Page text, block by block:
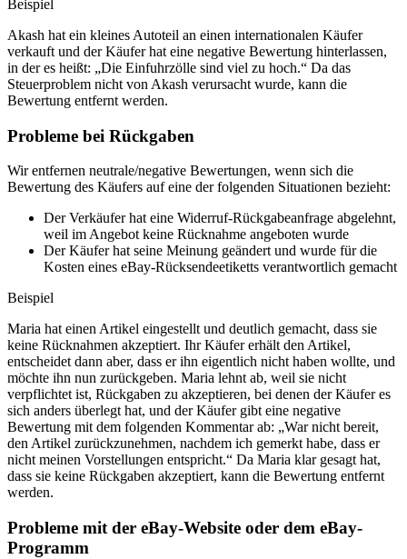
Beispiel
Akash hat ein kleines Autoteil an einen internationalen Käufer
verkauft und der Käufer hat eine negative Bewertung hinterlassen,
in der es heißt: „Die Einfuhrzölle sind viel zu hoch.“ Da das
Steuerproblem nicht von Akash verursacht wurde, kann die
Bewertung entfernt werden.
Probleme bei Rückgaben
Wir entfernen neutrale/negative Bewertungen, wenn sich die
Bewertung des Käufers auf eine der folgenden Situationen bezieht:
Der Verkäufer hat eine Widerruf-Rückgabeanfrage abgelehnt,
weil im Angebot keine Rücknahme angeboten wurde
Der Käufer hat seine Meinung geändert und wurde für die
Kosten eines eBay-Rücksendeetiketts verantwortlich gemacht
Beispiel
Maria hat einen Artikel eingestellt und deutlich gemacht, dass sie
keine Rücknahmen akzeptiert. Ihr Käufer erhält den Artikel,
entscheidet dann aber, dass er ihn eigentlich nicht haben wollte, und
möchte ihn nun zurückgeben. Maria lehnt ab, weil sie nicht
verpflichtet ist, Rückgaben zu akzeptieren, bei denen der Käufer es
sich anders überlegt hat, und der Käufer gibt eine negative
Bewertung mit dem folgenden Kommentar ab: „War nicht bereit,
den Artikel zurückzunehmen, nachdem ich gemerkt habe, dass er
nicht meinen Vorstellungen entspricht.“ Da Maria klar gesagt hat,
dass sie keine Rückgaben akzeptiert, kann die Bewertung entfernt
werden.
Probleme mit der eBay-Website oder dem eBay-
Programm